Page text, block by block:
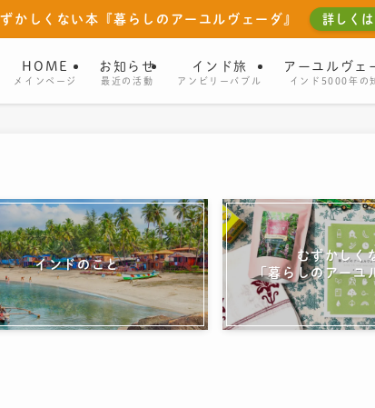
かしくない本『暮らしのアーユルヴェーダ』 詳しく
HOME
メインページ
お知らせ
最近の活動
インド旅
アンビリーバブル
アーユルヴェ
インド5000年の
インドのこと
むずかしく
「暮らしのアーユ